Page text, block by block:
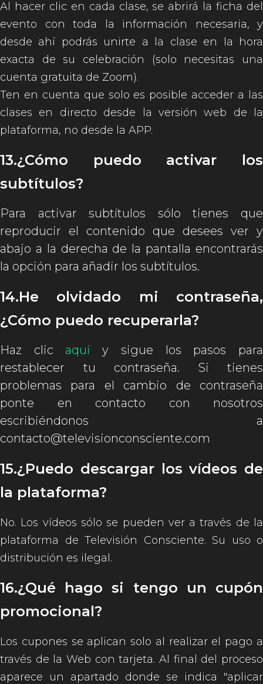
Al hacer clic en cada clase, se abrirá la ficha del
evento con toda la información necesaria, y
desde ahí podrás unirte a la clase en la hora
exacta de su celebración (solo necesitas una
cuenta gratuita de Zoom).
Ten en cuenta que solo es posible acceder a las
clases en directo desde la versión web de la
plataforma, no desde la APP.
13.¿Cómo puedo activar los
subtítulos?
Para activar subtítulos sólo tienes que
reproducir el contenido que desees ver y
abajo a la derecha de la pantalla encontrarás
la opción para añadir los subtítulos.
14.He olvidado mi contraseña,
¿Cómo puedo recuperarla?
Haz clic aquíy sigue los pasos para
restablecer tu contraseña. Si tienes
problemas para el cambio de contraseña
ponte en contacto con nosotros
escribiéndonos a
contacto@televisionconsciente.com
15.¿Puedo descargar los vídeos de
la plataforma?
No. Los vídeos sólo se pueden ver a través de la
plataforma de Televisión Consciente. Su uso o
distribución es ilegal.
16.¿Qué hago si tengo un cupón
promocional?
Los cupones se aplican solo al realizar el pago a
través de la Web con tarjeta. Al final del proceso
aparece un apartado donde se indica "aplicar